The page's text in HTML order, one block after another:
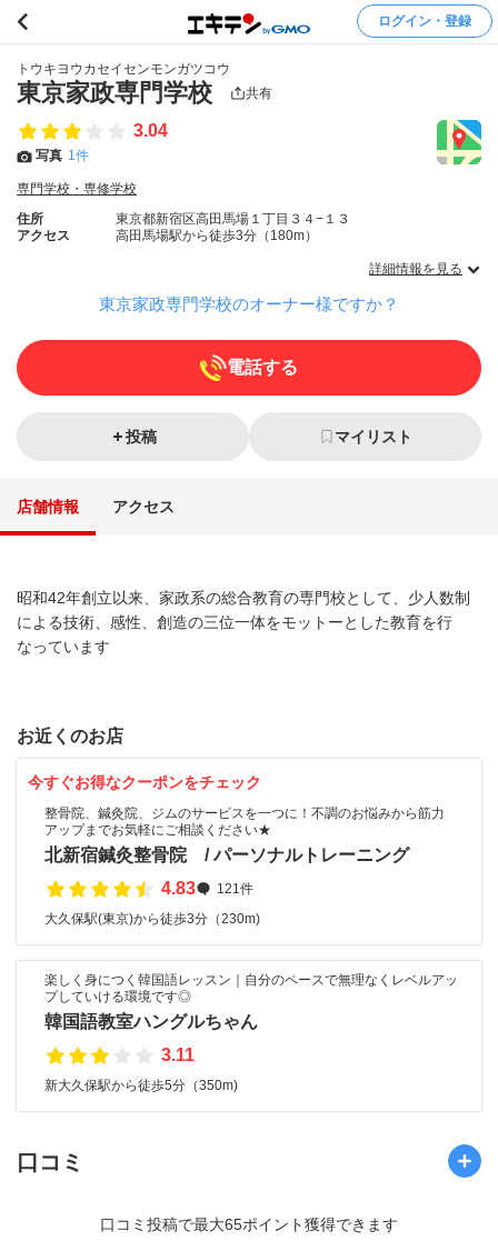
ログイン・登録
トウキヨウカセイセンモンガツコウ
東京家政専門学校 共有
3.04
写真 1件
専門学校・専修学校
住所
東京都新宿区高田馬場１丁目３４−１３
アクセス
高田馬場駅から徒歩3分（180m）
詳細情報を見る
東京家政専門学校のオーナー様ですか？
電話する
投稿 マイリスト
店舗情報 アクセス
昭和42年創立以来、家政系の総合教育の専門校として、少人数制
による技術、感性、創造の三位一体をモットーとした教育を行
なっています
お近くのお店
今すぐお得なクーポンをチェック
整骨院、鍼灸院、ジムのサービスを一つに！不調のお悩みから筋力
アップまでお気軽にご相談ください★
北新宿鍼灸整骨院 / パーソナルトレーニング
4.83
121件
大久保駅(東京)から徒歩3分（230m)
楽しく身につく韓国語レッスン｜自分のペースで無理なくレベルアッ
プしていける環境です◎
韓国語教室ハングルちゃん
3.11
新大久保駅から徒歩5分（350m)
口コミ
口コミ投稿で最大65ポイント獲得できます